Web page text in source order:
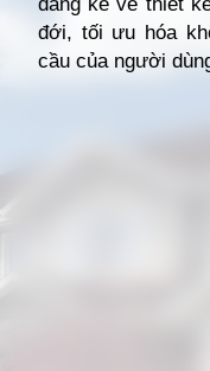
đới, tối ưu hóa
cầu của người